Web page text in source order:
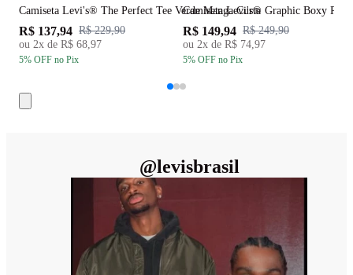
Camiseta Levi's® The Perfect Tee Verde Manga Curta
R$ 137,94 R$ 229,90
ou 2x de R$ 68,97
5% OFF no Pix
Camiseta Levi's® Graphic Boxy
R$ 149,94 R$ 249,90
ou 2x de R$ 74,97
5% OFF no Pix
@levisbrasil